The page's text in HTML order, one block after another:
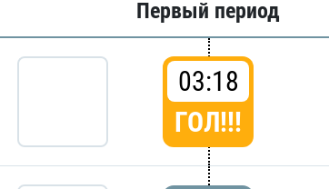
Первый период
03:18
ГОЛ!!!